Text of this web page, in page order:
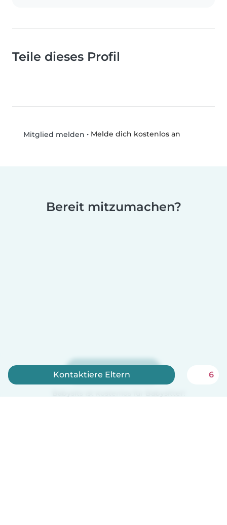
Teile dieses Profil
Mitglied melden • Melde dich kostenlos an
Bereit mitzumachen?
Jetzt anmelden
Kontaktiere Eltern 6